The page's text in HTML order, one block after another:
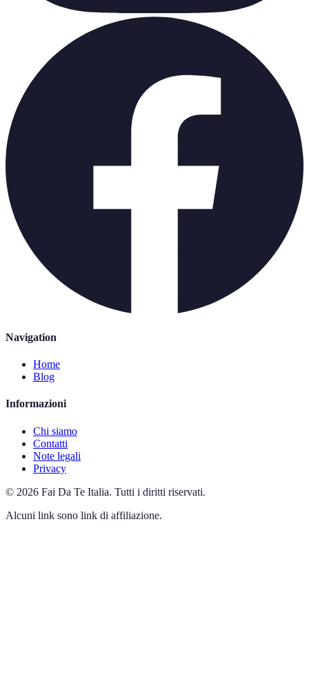
Navigation
Home
Blog
Informazioni
Chi siamo
Contatti
Note legali
Privacy
© 2026 Fai Da Te Italia. Tutti i diritti riservati.
Alcuni link sono link di affiliazione.